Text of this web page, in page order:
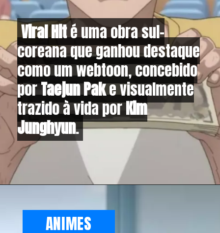
Viral Hité uma obra sul-
coreana que ganhou destaque
como um webtoon, concebido
porTaejun Pake visualmente
trazido à vida porKim
Junghyun.
Viral Hité uma obra sul-
coreana que ganhou destaque
como um webtoon, concebido
porTaejun Pake visualmente
trazido à vida porKim
Junghyun.
ANIMES